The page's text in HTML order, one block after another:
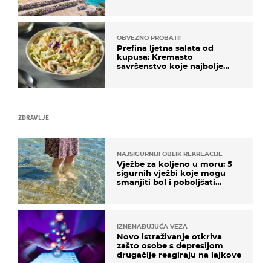
ZDRAVLJE
NAJSIGURNIJI OBLIK REKREACIJE
Vježbe za koljeno u moru: 5
sigurnih vježbi koje mogu
smanjiti bol i poboljšati
IZNENAĐUJUĆA VEZA
Novo istraživanje otkriva
zašto osobe s depresijom
drugačije reagiraju na lajkove
OBVEZNO PROBATI!
Prefina ljetna salata od
kupusa: Kremasto
savršenstvo koje najbolje